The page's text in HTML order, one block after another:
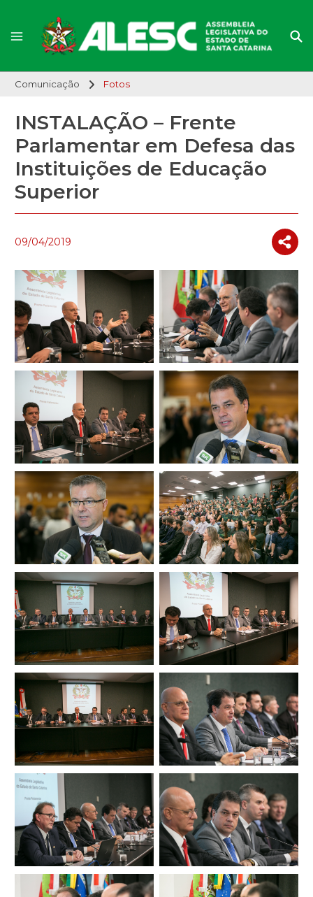
Comunicação Fotos
INSTALAÇÃO – Frente
Parlamentar em Defesa das
Instituições de Educação
Superior
09/04/2019